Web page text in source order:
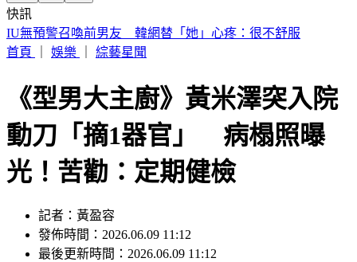
快訊
中國出入境新規將上路 陸委會曝「這類人」最危險
首頁
娛樂 綜藝星聞
《型男大主廚》黃米澤突入院
動刀「摘1器官」 病榻照曝
光！苦勸：定期健檢
記者：黃盈容
發佈時間：2026.06.09 11:12
最後更新時間：2026.06.09 11:12